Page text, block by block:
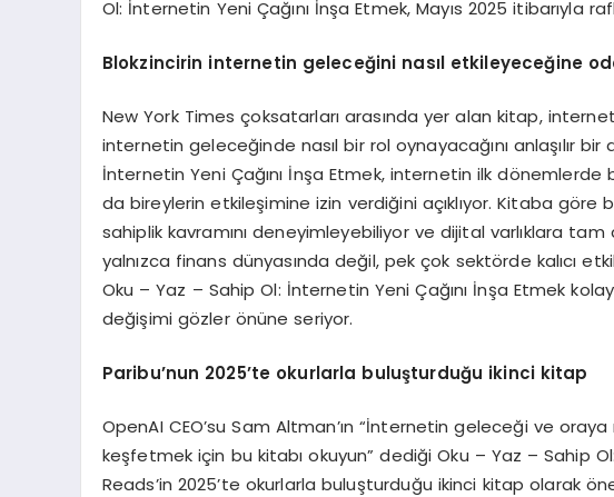
Ol: İnternetin Yeni Çağını İnşa Etmek, Mayıs 2025 itibarıyla
Blokzincirin internetin geleceğini nasıl etkileyeceğine
New York Times çoksatarları arasında yer alan kitap,
internetin geleceğinde nasıl bir rol oynayacağını anlaşılır bir
İnternetin Yeni Çağını İnşa Etmek, internetin ilk dönemlerde
da bireylerin etkileşimine izin verdiğini açıklıyor. Kitaba
sahiplik kavramını deneyimleyebiliyor ve dijital varlıklara
yalnızca finans dünyasında değil, pek çok sektörde kalıcı
Oku – Yaz – Sahip Ol: İnternetin Yeni Çağını İnşa Etmek
değişimi gözler önüne seriyor.
Paribu’nun 2025’te okurlarla buluşturduğu ikinci kitap
OpenAI CEO’su Sam Altman’ın “İnternetin geleceği ve
keşfetmek için bu kitabı okuyun” dediği Oku – Yaz – Sahip
Reads’in 2025’te okurlarla buluşturduğu ikinci kitap olarak